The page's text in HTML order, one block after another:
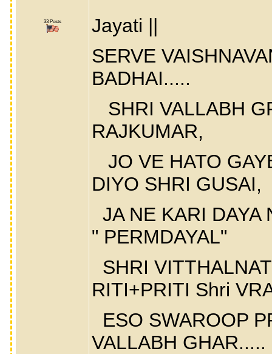
33 Posts
Jayati ||
SERVE
BADHAI.....
SHRI VALLABH
RAJKUMAR,
JO VE HATO
DIYO SHRI GUSAI,
JA NE KARI DAYA
" PERMDAYAL"
SHRI
RITI+PRITI Shri
ESO SWAROOP
VALLABH GHAR.....